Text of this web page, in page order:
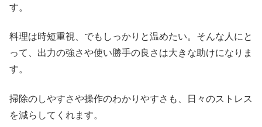
す。
料理は時短重視、でもしっかりと温めたい。そんな人にと
って、出力の強さや使い勝手の良さは大きな助けになりま
す。
掃除のしやすさや操作のわかりやすさも、日々のストレス
を減らしてくれます。